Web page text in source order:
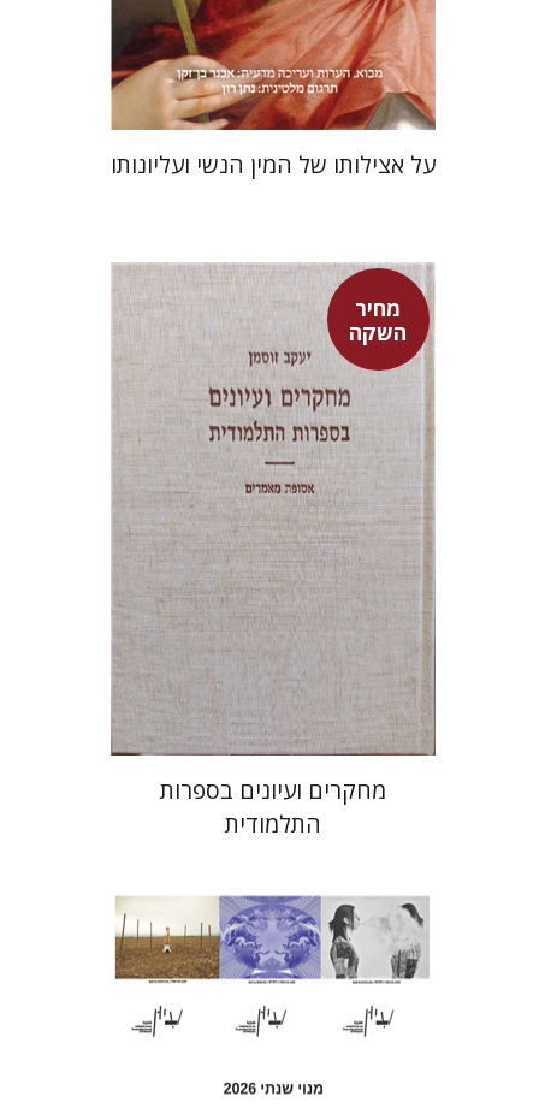
מחיר השקה
$31
$22
על אצילותו של המין הנשי ועליונותו
מחיר
השקה
יעקב זוסמן
מחיר השקה
$78
$55
מחקרים ועיונים בספרות
התלמודית
חגי כנען